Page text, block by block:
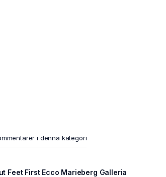
i denna kategori
Feet First Ecco Marieberg Galleria